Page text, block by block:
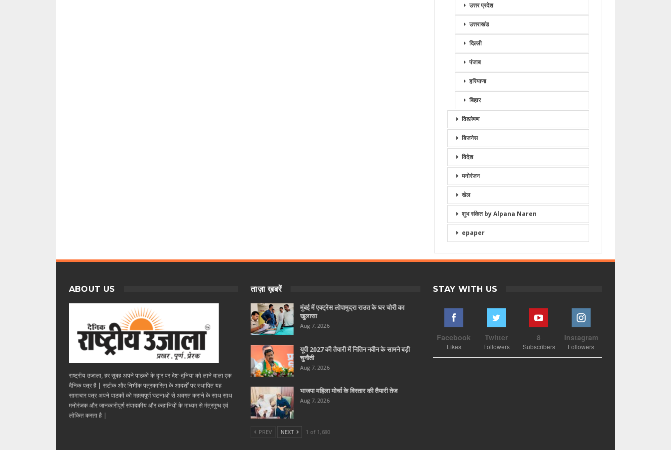
उत्तर प्रदेश
उत्तराखंड
दिल्ली
पंजाब
हरियाणा
बिहार
विश्लेषण
बिजनेस
विदेश
मनोरंजन
खेल
शुभ संकेत by Alpana Naren
epaper
ABOUT US
राष्ट्रीय उजाला, हर सुबह अपने पाठकों के दॄार पर देश-दुनिया को लाने वाला एक
दैनिक पत्र है | सटीक और निभींक पत्रकारिता के आदर्शों पर स्थापित यह
सामाचार पत्र अपने पाठकों को महत्वपूर्ण घटनाओं से अवगत कराने के साथ साथ
मनोरंजक और जानकारीपूर्ण संपादकीय और कहानियों के माध्यम से मंत्रमुग्ध एवं
लोकित करता है |
ताज़ा ख़बरें
मुंबई में एक्ट्रेस लोपामुद्रा राउत के घर चोरी का
खुलासा
Aug 7, 2026
यूपी 2027 की तैयारी में नितिन नवीन के सामने बड़ी
चुनौती
Aug 7, 2026
भाजपा महिला मोर्चा के विस्तार की तैयारी तेज
Aug 7, 2026
PREV NEXT 1 of 1,680
STAY WITH US
Facebook
Likes
Twitter
Followers
8
Subscribers
Instagram
Followers